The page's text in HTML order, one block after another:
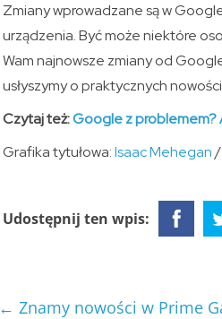
Zmiany wprowadzane są w
urządzenia. Być może niektóre
Wam najnowsze zmiany od
usłyszymy o praktycznych
Czytaj też:Google z problemem?
Grafika tytułowa:Isaac Mehegan/
Udostępnij ten wpis:
← Znamy nowości w Prime